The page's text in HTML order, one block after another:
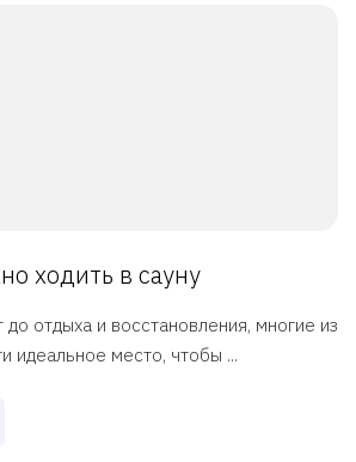
ходить в сауну
до отдыха и восстановления, многие из
идеальное место, чтобы ...